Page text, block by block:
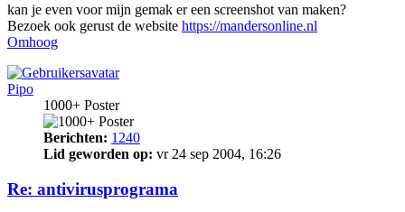
kan je even voor mijn gemak er een screenshot van maken?
Bezoek ook gerust de website https://mandersonline.nl
Omhoog
Pipo
1000+ Poster
Berichten: 1240
Lid geworden op: vr 24 sep 2004, 16:26
Re: antivirusprograma